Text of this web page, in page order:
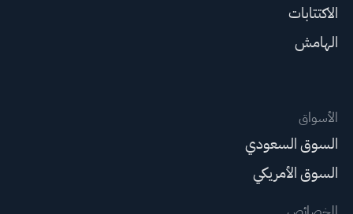
الاكتتابات
الهامش
الأسواق
السوق السعودي
السوق الأمريكي